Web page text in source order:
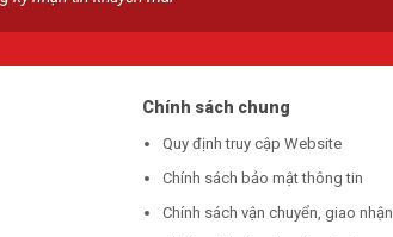
Chính sách chung
Quy định truy cập Website
Chính sách bảo mật thông tin
Chính sách vận chuyển, giao nhận